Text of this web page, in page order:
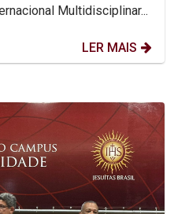
Multidisciplinar...
LER MAIS